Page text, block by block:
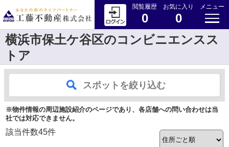
閲覧履歴
0
お気に入り
0
メニュー
横浜市保土ケ谷区のコンビニエンスス
トア
スポットを絞り込む
※物件情報の周辺施設紹介のページであり、各店舗への問い合わせは当
社では対応できません。
該当件数45件